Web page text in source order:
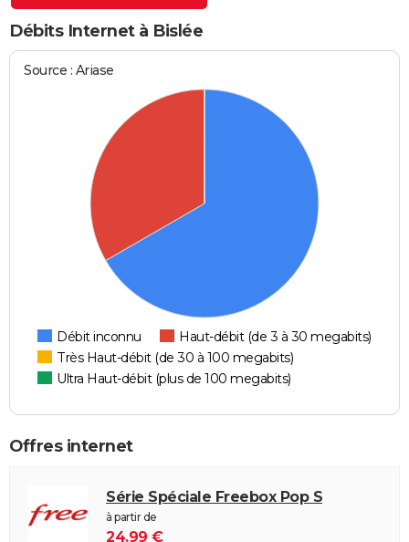
Bricolage
Lifestyle
Culture
Sport
Auto
Television
Voyage
Cinema
Débits Internet à Bislée
Source : Ariase
Débit inconnu
Haut-débit (de 3 à 30 megabits)
Très Haut-débit (de 30 à 100 megabits)
Ultra Haut-débit (plus de 100 megabits)
Offres internet
Série Spéciale Freebox Pop S
à partir de
24.99 €